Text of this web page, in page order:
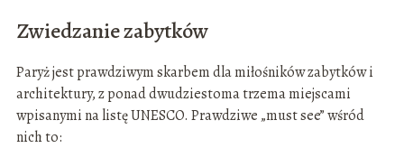
Zwiedzanie zabytków
Paryż jest prawdziwym skarbem dla miłośników zabytków i
architektury, z ponad dwudziestoma trzema miejscami
wpisanymi na listę UNESCO. Prawdziwe „must see” wśród
nich to: